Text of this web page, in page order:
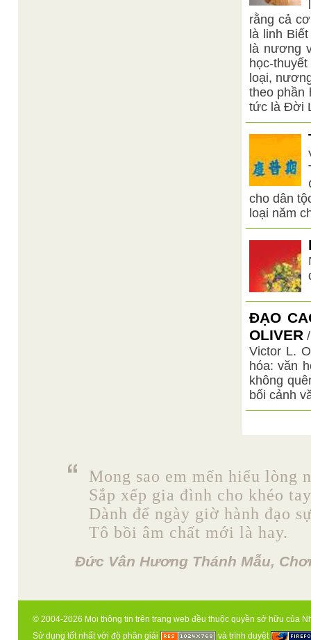
rằng cả
là linh
là nương
học-
loại,
theo phần
tức là Đời
cho dân
loại năm
ĐẠO
OLIVER
Victor L.
hóa: văn
không
bối cảnh
Mong sao em mến hiểu lòng
Sắp xếp gia đình cho khéo
Dành để ngày giờ hành đạo
Tô bồi âm chất mới là hay.
Đức Vân Hương Thánh Mẫu,
© 2004-2026 Mọi thông tin trên trang web đều thuộc quyền sở hữu của
Sử dụng tốt nhất với độ phân giải
và trình duyệt